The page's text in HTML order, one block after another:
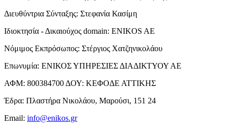
Διευθύντρια Σύνταξης: Στεφανία Κασίμη
Ιδιοκτησία - Δικαιούχος domain: ENIKOS AE
Νόμιμος Εκπρόσωπος: Στέργιος Χατζηνικολάου
Επωνυμία: ΕΝΙΚΟΣ ΥΠΗΡΕΣΙΕΣ ΔΙΑΔΙΚΤΥΟΥ ΑΕ
ΑΦΜ: 800384700 ΔΟΥ: ΚΕΦΟΔΕ ΑΤΤΙΚΗΣ
Έδρα: Πλαστήρα Νικολάου, Μαρούσι, 151 24
Email: info@enikos.gr